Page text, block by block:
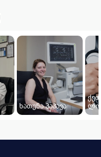
ხათუნა პაპავა